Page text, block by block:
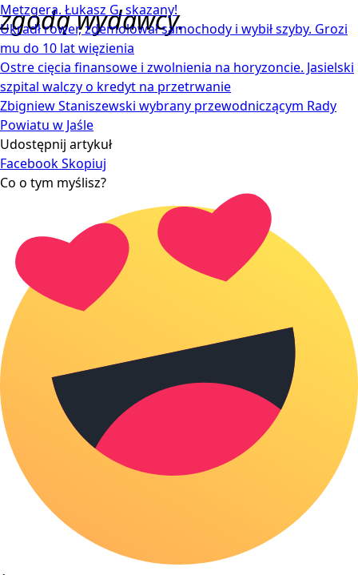
zgodą wydawcy.
Metzgera. Łukasz G. skazany!
Ukradł rower, zdemolował samochody i wybił szyby. Grozi
mu do 10 lat więzienia
Ostre cięcia finansowe i zwolnienia na horyzoncie. Jasielski
szpital walczy o kredyt na przetrwanie
Zbigniew Staniszewski wybrany przewodniczącym Rady
Powiatu w Jaśle
Udostępnij artykuł
FacebookSkopiuj
Co o tym myślisz?